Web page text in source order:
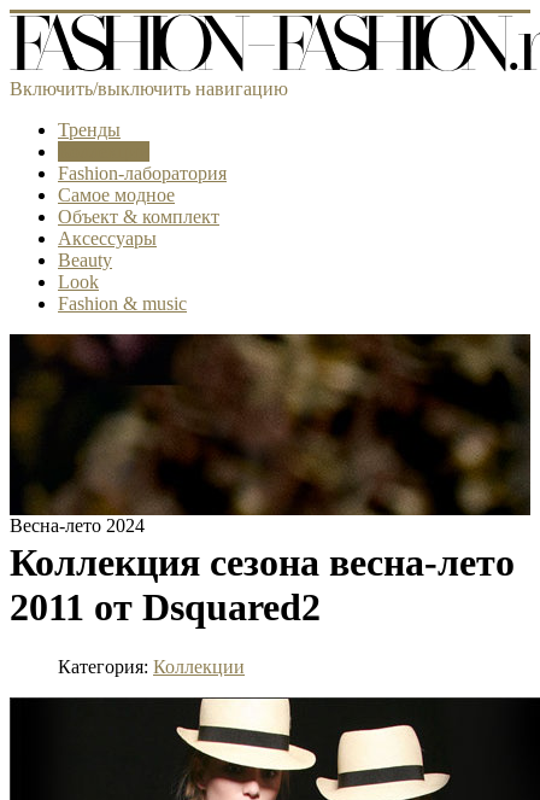
Включить/выключить навигацию
Тренды
Fashion-лаборатория
Самое модное
Объект & комплект
Аксессуары
Beauty
Look
Fashion & music
Весна-лето 2024
Коллекция сезона весна-лето
2011 от Dsquared2
Категория: Коллекции